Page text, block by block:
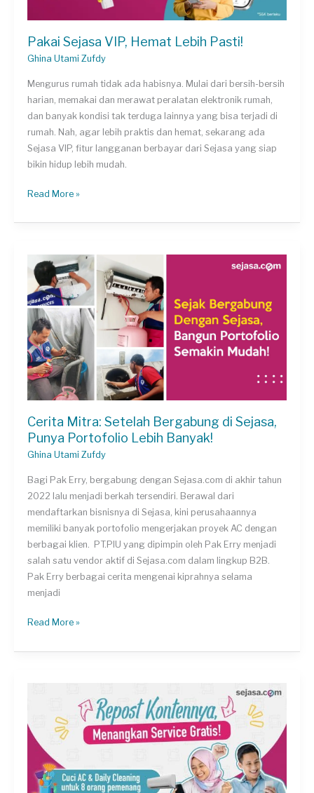
Pakai Sejasa VIP, Hemat Lebih Pasti!
Ghina Utami Zufdy
Mengurus rumah tidak ada habisnya. Mulai dari bersih-bersih
harian, memakai dan merawat peralatan elektronik rumah,
dan banyak kondisi tak terduga lainnya yang bisa terjadi di
rumah. Nah, agar lebih praktis dan hemat, sekarang ada
Sejasa VIP, fitur langganan berbayar dari Sejasa yang siap
bikin hidup lebih mudah.
Pakai
VIP,
Lebih
Pasti!
Read More »
Cerita Mitra: Setelah Bergabung di Sejasa,
Punya Portofolio Lebih Banyak!
Ghina Utami Zufdy
Bagi Pak Erry, bergabung dengan Sejasa.com di akhir tahun
2022 lalu menjadi berkah tersendiri. Berawal dari
mendaftarkan bisnisnya di Sejasa, kini perusahaannya
memiliki banyak portofolio mengerjakan proyek AC dengan
berbagai klien. PT.PIU yang dipimpin oleh Pak Erry menjadi
salah satu vendor aktif di Sejasa.com dalam lingkup B2B.
Pak Erry berbagai cerita mengenai kiprahnya selama
menjadi
Cerita
Setelah
Portofolio
Lebih
Banyak!
Read More »